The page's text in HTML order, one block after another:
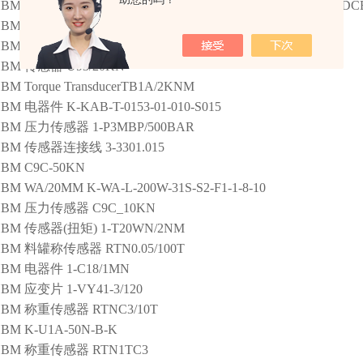
传感器 39127726 DUP SEE 38003920 Z6FD1-10KG
FIT/5EB30/10KG
称重传感器 RSC-500kg
传感器 U93/20KN
Torque TransducerTB1A/2KNM
电器件 K-KAB-T-0153-01-010-S015
压力传感器 1-P3MBP/500BAR
传感器连接线 3-3301.015
C9C-50KN
WA/20MM K-WA-L-200W-31S-S2-F1-1-8-10
压力传感器 C9C_10KN
传感器(扭矩) 1-T20WN/2NM
料罐称传感器 RTN0.05/100T
电器件 1-C18/1MN
应变片 1-VY41-3/120
称重传感器 RTNC3/10T
K-U1A-50N-B-K
称重传感器 RTN1TC3